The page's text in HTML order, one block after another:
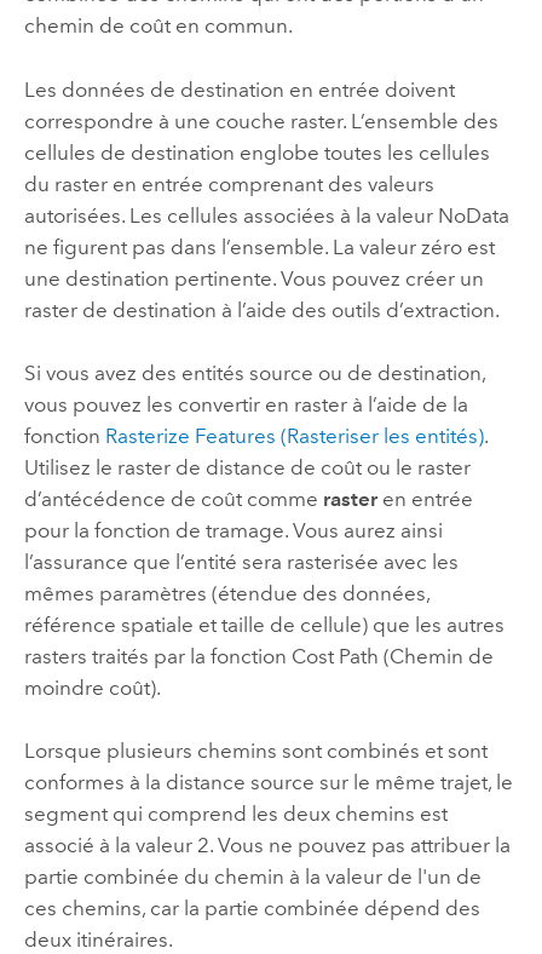
chemin de coût en commun.
Les données de destination en entrée doivent
correspondre à une couche raster. L’ensemble des
cellules de destination englobe toutes les cellules
du raster en entrée comprenant des valeurs
autorisées. Les cellules associées à la valeur NoData
ne figurent pas dans l’ensemble. La valeur zéro est
une destination pertinente. Vous pouvez créer un
raster de destination à l’aide des outils d’extraction.
Si vous avez des entités source ou de destination,
vous pouvez les convertir en raster à l’aide de la
fonction Rasterize Features (Rasteriser les entités).
Utilisez le raster de distance de coût ou le raster
d’antécédence de coût comme rasteren entrée
pour la fonction de tramage. Vous aurez ainsi
l’assurance que l’entité sera rasterisée avec les
mêmes paramètres (étendue des données,
référence spatiale et taille de cellule) que les autres
rasters traités par la fonction Cost Path (Chemin de
moindre coût).
Lorsque plusieurs chemins sont combinés et sont
conformes à la distance source sur le même trajet, le
segment qui comprend les deux chemins est
associé à la valeur 2. Vous ne pouvez pas attribuer la
partie combinée du chemin à la valeur de l'un de
ces chemins, car la partie combinée dépend des
deux itinéraires.